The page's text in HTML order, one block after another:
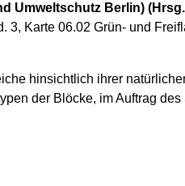
Umweltschutz Berlin)
Karte 06.02 Grün- und
hinsichtlich ihrer
der Blöcke, im Auftrag